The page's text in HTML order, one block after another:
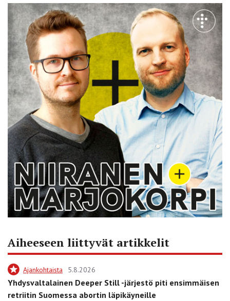
Aiheeseen liittyvät artikkelit
Ajankohtaista 5.8.2026
Yhdysvaltalainen Deeper Still -järjestö piti ensimmäisen
retriitin Suomessa abortin läpikäyneille